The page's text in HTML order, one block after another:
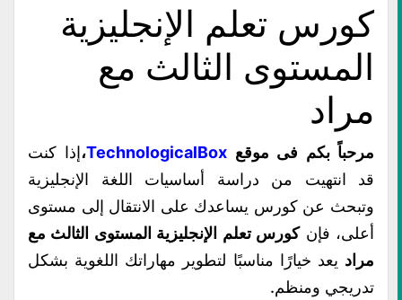
كورس تعلم الإنجليزية
المستوى الثالث مع
مراد
مرحباً بكم فى موقع TechnologicalBox،إذا كنت
قد انتهيت من دراسة أساسيات اللغة الإنجليزية
وتبحث عن كورس يساعدك على الانتقال إلى مستوى
أعلى، فإنكورس تعلم الإنجليزية المستوى الثالث مع
مراد يعد خيارًا مناسبًا لتطوير مهاراتك اللغوية بشكل
تدريجي ومنظم.